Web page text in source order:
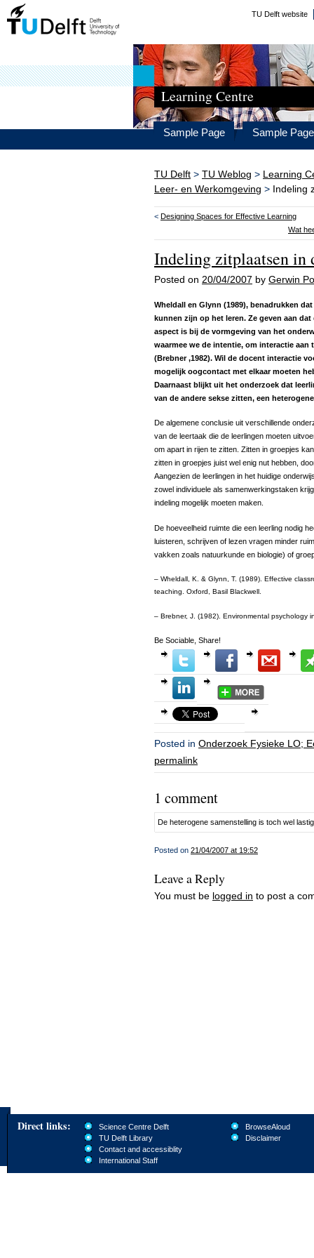
TU Delft website
Learning Centre
Sample Page Sample Page
TU Delft > TU Weblog > Learning
Leer- en Werkomgeving > Indeling
< Designing Spaces for Effective Learning
Wat
Indeling zitplaatsen in
Posted on 20/04/2007 by Gerwin
Wheldall en Glynn (1989), benadrukken
kunnen zijn op het leren. Ze geven aan
aspect is bij de vormgeving van het
waarmee we de intentie, om interactie aan
(Brebner ,1982). Wil de docent interactie
mogelijk oogcontact met elkaar moeten
Daarnaast blijkt uit het onderzoek dat
van de andere sekse zitten, een
De algemene conclusie uit verschillende
van de leertaak die de leerlingen moeten
om apart in rijen te zitten. Zitten in groepjes
zitten in groepjes juist wel enig nut hebben,
Aangezien de leerlingen in het huidige
zowel individuele als samenwerkingstaken
indeling mogelijk moeten maken.
De hoeveelheid ruimte die een leerling nodig
luisteren, schrijven of lezen vragen minder
vakken zoals natuurkunde en biologie) of
– Wheldall, K. & Glynn, T. (1989). Effective
teaching. Oxford, Basil Blackwell.
– Brebner, J. (1982). Environmental psychology
Be Sociable, Share!
Posted in Onderzoek Fysieke LO;
permalink
1 comment
De heterogene samenstelling is toch wel
Posted on 21/04/2007 at 19:52
Leave a Reply
You must be logged in to post a
Direct links:
Science Centre Delft
TU Delft Library
Contact and accessiblity
International Staff
BrowseAloud
Disclaimer